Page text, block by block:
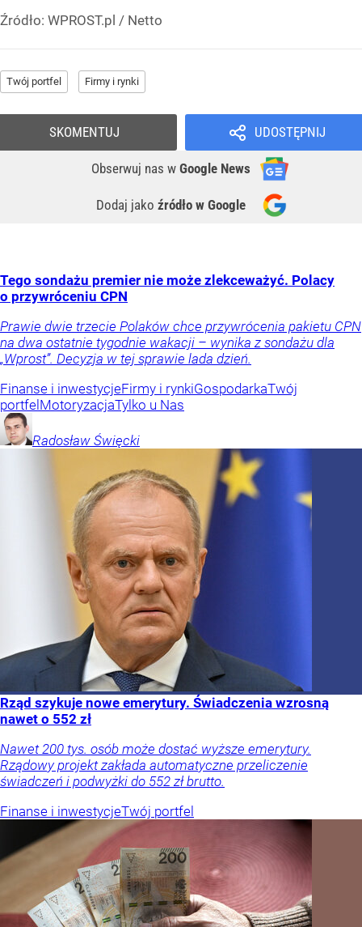
Źródło: WPROST.pl / Netto
Twój portfel Firmy i rynki
UDOSTĘPNIJ
Obserwuj nas w Google News
Dodaj jako źródło w Google
SKOMENTUJ
Tego sondażu premier nie może zlekceważyć. Polacy
o przywróceniu CPN
Prawie dwie trzecie Polaków chce przywrócenia pakietu CPN
na dwa ostatnie tygodnie wakacji – wynika z sondażu dla
„Wprost”. Decyzja w tej sprawie lada dzień.
Finanse i inwestycjeFirmy i rynkiGospodarkaTwój
portfelMotoryzacjaTylko u Nas
Radosław Święcki
Rząd szykuje nowe emerytury. Świadczenia wzrosną
nawet o 552 zł
Nawet 200 tys. osób może dostać wyższe emerytury.
Rządowy projekt zakłada automatyczne przeliczenie
świadczeń i podwyżki do 552 zł brutto.
Finanse i inwestycjeTwój portfel